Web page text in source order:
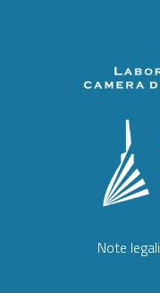
Note legali